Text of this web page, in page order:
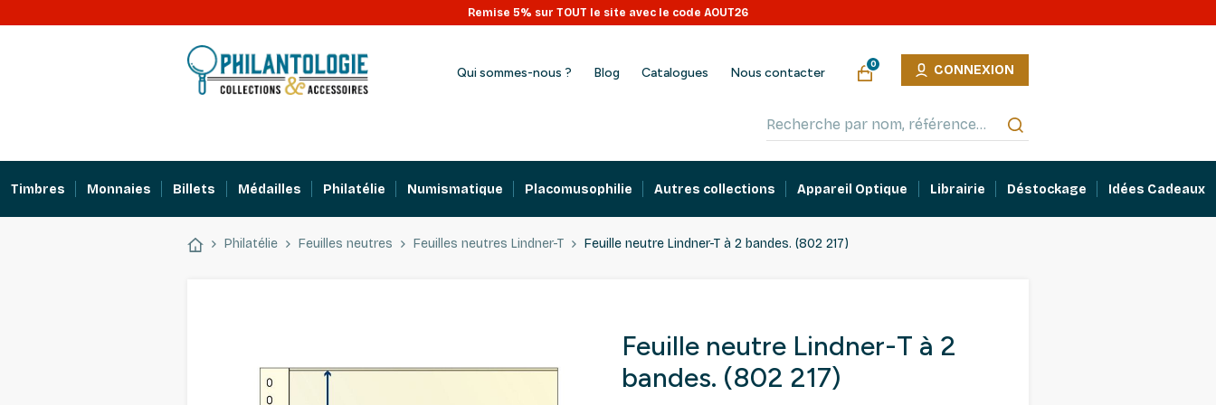
Remise 5% sur TOUT le site avec le code AOUT26
Qui sommes-nous ? Blog Catalogues Nous contacter
0 CONNEXION
Timbres Monnaies Billets Médailles Philatélie Numismatique Placomusophilie Autres collections Appareil Optique Librairie Déstockage Idées Cadeaux
Philatélie Feuilles neutres Feuilles neutres Lindner-T Feuille neutre Lindner-T à 2 bandes. (802 217)
Feuille neutre Lindner-T à 2
bandes. (802 217)